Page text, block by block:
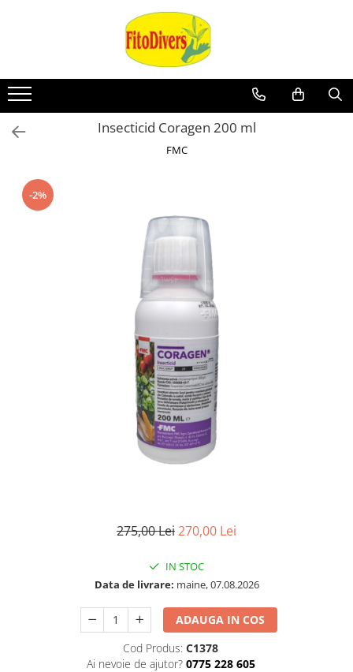
Insecticid Coragen 200 ml
FMC
-2%
275,00 Lei270,00 Lei
IN STOC
Data de livrare: maine, 07.08.2026
ADAUGA IN COS
Cod Produs: C1378
Ai nevoie de ajutor? 0775 228 605